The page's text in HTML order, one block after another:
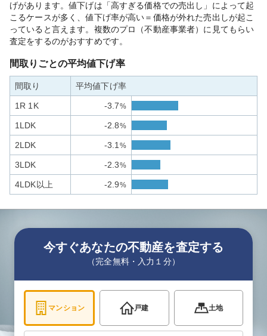
げがあります。値下げは「高すぎる価格での売出し」によって起
こるケースが多く、値下げ率が高い＝価格が外れた売出しが起こ
っていると言えます。複数のプロ（不動産事業者）に見てもらい
査定をするのがおすすめです。
間取りごとの平均値下げ率
間取り 平均値下げ率
1R 1K -3.7%
1LDK -2.8%
2LDK -3.1 %
3LDK -2.3%
4LDK以上 -2.9%
今すぐあなたの不動産を査定する
（完全無料・入力１分）
マンション 戸建 土地